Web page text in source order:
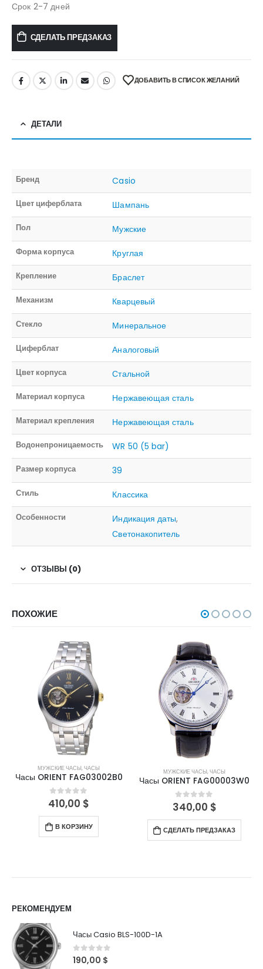
Срок 2-7 дней
СДЕЛАТЬ ПРЕДЗАКАЗ
ДОБАВИТЬ В СПИСОК ЖЕЛАНИЙ
ДЕТАЛИ
Бренд Casio
Цвет циферблата Шампань
Пол Мужские
Форма корпуса Круглая
Крепление Браслет
Механизм Кварцевый
Стекло Минеральное
Циферблат Аналоговый
Цвет корпуса Стальной
Материал корпуса Нержавеющая сталь
Материал крепления Нержавеющая сталь
Водонепроницаемость WR 50 (5 bar)
Размер корпуса 39
Стиль Классика
Особенности Индикация даты,
Светонакопитель
ОТЗЫВЫ (0)
ПОХОЖИЕ
МУЖСКИЕ ЧАСЫ,ЧАСЫ
Часы ORIENT FAG03002B0
0out of 5
410,00 $
В КОРЗИНУ
МУЖСКИЕ ЧАСЫ,ЧАСЫ
Часы ORIENT FAG00003W0
0 out of 5
340,00 $
СДЕЛАТЬ ПРЕДЗАКАЗ
РЕКОМЕНДУЕМ
Часы Casio BLS-100D-1A
0out of 5
190,00 $